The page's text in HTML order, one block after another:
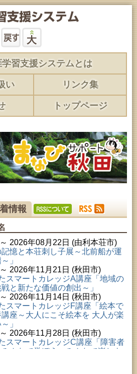
習支援システムとは
い リンク集
トップページ
情報
2026年08月22日 (由利本荘市)
憶と本荘刺し子展～北前船が運
」
2026年11月21日 (秋田市)
マートカレッジA講座「地域の
と新たな価値の創出～」
2026年11月14日 (秋田市)
マートカレッジF講座「絵本で
座～大人にこそ絵本を 大人が楽
」
2026年11月28日 (秋田市)
マートカレッジC講座「障害者
んなで学ぼう、みんなで楽しも
2026年11月30日 (秋田市)